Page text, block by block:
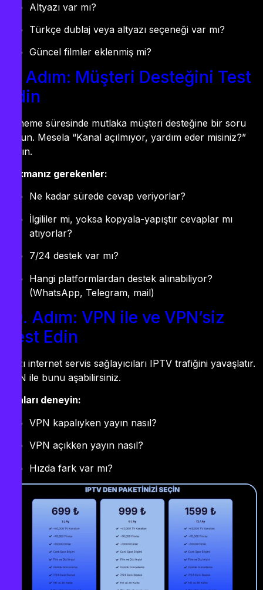
Altyazı var mı?
Türkçe dublaj veya altyazı seçeneği var mı?
Güncel filmler eklenmiş mi?
9. Adım: Müşteri Desteğini Test
Edin
Deneme süresinde mutlaka müşteri desteğine bir soru
sorun. Mesela “Kanal açılmıyor, yardım eder misiniz?”
yazın.
Bakmanız gerekenler:
Ne kadar sürede cevap veriyorlar?
İlgililer mi, yoksa kopyala-yapıştır cevaplar mı
atıyorlar?
7/24 destek var mı?
Hangi platformlardan destek alınabiliyor?
(WhatsApp, Telegram, mail)
10. Adım: VPN ile ve VPN’siz
Test Edin
Bazı internet servis sağlayıcıları IPTV trafiğini yavaşlatır.
VPN ile bunu aşabilirsiniz.
Şunları deneyin:
VPN kapalıyken yayın nasıl?
VPN açıkken yayın nasıl?
Hızda fark var mı?